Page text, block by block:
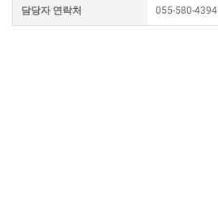
담당자 연락처 055-580-4394